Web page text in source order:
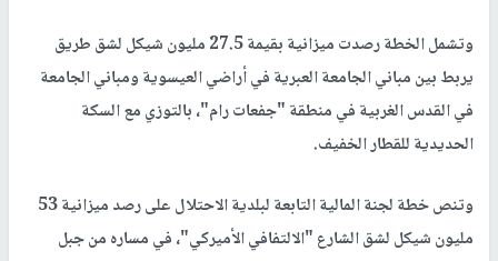
وتشمل الخطة رصدت ميزانية بقيمة 27.5 مليون شيكل لشق طريق
يربط بين مباني الجامعة العبرية في أراضي العيسوية ومباني الجامعة
في القدس الغربية في منطقة "جفعات رام"، بالتوزي مع السكة
الحديدية للقطار الخفيف.
وتنص خطة لجنة المالية التابعة لبلدية الاحتلال على رصد ميزانية 53
مليون شيكل لشق الشارع "الالتفافي الأميركي"، في مساره من جبل